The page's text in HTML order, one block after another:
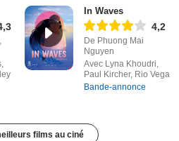
In Waves
4,2
De Phuong Mai
Nguyen
Avec Lyna Khoudri,
Paul Kircher, Rio Vega
Bande-annonce
films au ciné